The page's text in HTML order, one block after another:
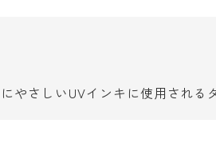
いUVインキに使